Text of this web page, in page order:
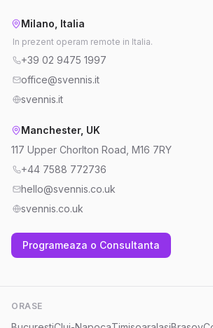
Milano, Italia
In prezent operam remote in Italia.
+39 02 9475 1997
office@svennis.it
svennis.it
Manchester, UK
117 Upper Chorlton Road, M16 7RY
+44 7588 772736
hello@svennis.co.uk
svennis.co.uk
Programeaza o Consultanta
ORASE